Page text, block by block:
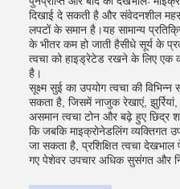
दिखाई दे सकती है और संवेदनशील
लपटों के समान है।यह सामान्य
के भीतर कम हो जाती हैसीधे सूर्य के
त्वचा को हाइड्रेटेड रखने के लिए एक
है।
सूक्ष्म सुई का उपयोग त्वचा की
सकता है, जिसमें नाजुक रेखाएं,
असमान त्वचा टोन और बढ़े हुए छिद्र
कि जबकि माइक्रोनेडलिंग व्यक्तिगत
जा सकता है, प्रशिक्षित त्वचा देखभाल
गए पेशेवर उपचार अधिक सुसंगत और